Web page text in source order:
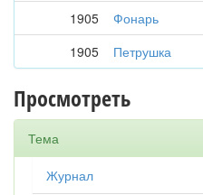
1905
Фонарь
1905
Петрушка
Просмотреть
Тема
Журнал